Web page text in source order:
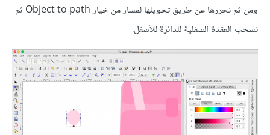
ومن ثم نحررها عن طريق تحويلها لمسار من خيار Object to path ثم
نسحب العقدة السفلية للدائرة للأسفل.